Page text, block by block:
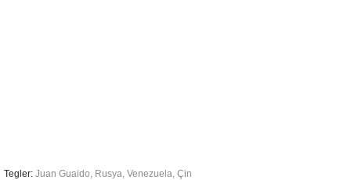
Tegler: Juan Guaido, Rusya, Venezuela, Çin